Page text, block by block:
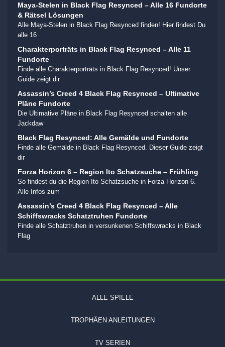
Maya-Stelen in Black Flag Resynced – Alle 16 Fundorte
& Rätsel Lösungen
Alle Maya-Stelen in Black Flag Resynced finden! Hier findest Du
alle 16
Charakterporträts in Black Flag Resynced – Alle 11
Fundorte
Finde alle Charakterporträts in Black Flag Resynced! Unser
Guide zeigt dir
Assassin’s Creed 4 Black Flag Resynced – Ultimative
Pläne Fundorte
Die Ultimative Pläne in Black Flag Resynced schalten alle
Jackdaw
Black Flag Resynced: Alle Gemälde und Fundorte
Finde alle Gemälde in Black Flag Resynced. Dieser Guide zeigt
dir
Forza Horizon 6 – Region Ito Schatzsuche – Frühling
So findest du die Region Ito Schatzsuche in Forza Horizon 6.
Alle Infos zum
Assassin’s Creed 4 Black Flag Resynced – Alle
Schiffswracks Schatztruhen Fundorte
Finde alle Schatztruhen in versunkenen Schiffswracks in Black
Flag
ALLE SPIELE
TROPHÄEN ANLEITUNGEN
TV SERIEN